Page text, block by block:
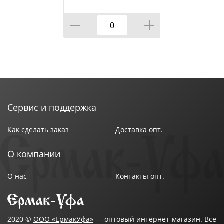
шт, 1/
Сервис и поддержка
Как сделать заказ Доставка опт.
О компании
О нас Контакты опт.
2020 © ООО «ЕрмакУфа» — оптовый интернет-магазин. Все